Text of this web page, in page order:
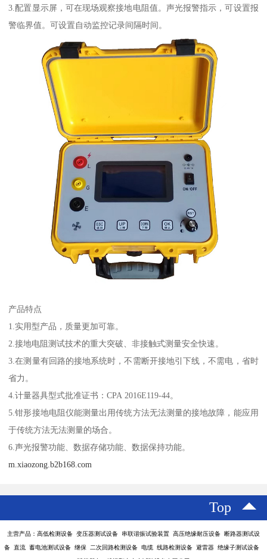
3.配置显示屏，可在现场观察接地电阻值。声光报警指示，可设置报
警临界值。可设置自动监控记录间隔时间。
产品特点
1.实用型产品，质量更加可靠。
2.接地电阻测试技术的重大突破、非接触式测量安全快速。
3.在测量有回路的接地系统时，不需断开接地引下线，不需电，省时
省力。
4.计量器具型式批准证书：CPA 2016E119-44。
5.钳形接地电阻仪能测量出用传统方法无法测量的接地故障，能应用
于传统方法无法测量的场合。
6.声光报警功能、数据存储功能、数据保持功能。
m.xiaozong.b2b168.com
Top
主营产品：高低检测设备 变压器测试设备 串联谐振试验装置 高压绝缘耐压设备 断路器测试设
备 直流 蓄电池测试设备 继保 二次回路检测设备 电缆 线路检测设备 避雷器 绝缘子测试设备